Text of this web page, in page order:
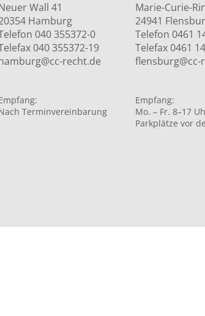
Wall 41
Hamburg
040 355372-0
040 355372-19
recht.de
Terminvereinbarung
Marie-Curie-
24941
Telefon 0461
Telefax 0461
flensburg@cc-
Empfang:
Mo. – Fr. 8–17
Parkplätze vor